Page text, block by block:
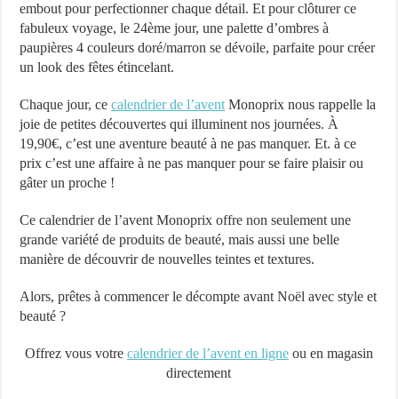
embout pour perfectionner chaque détail. Et pour clôturer ce
fabuleux voyage, le 24ème jour, une palette d’ombres à
paupières 4 couleurs doré/marron se dévoile, parfaite pour créer
un look des fêtes étincelant.
Chaque jour, cecalendrier de l’avent Monoprix nous rappelle la
joie de petites découvertes qui illuminent nos journées. À
19,90€, c’est une aventure beauté à ne pas manquer. Et. à ce
prix c’est une affaire à ne pas manquer pour se faire plaisir ou
gâter un proche !
Ce calendrier de l’avent Monoprix offre non seulement une
grande variété de produits de beauté, mais aussi une belle
manière de découvrir de nouvelles teintes et textures.
Alors, prêtes à commencer le décompte avant Noël avec style et
beauté ?
Offrez vous votre calendrier de l’avent en ligneou en magasin
directement